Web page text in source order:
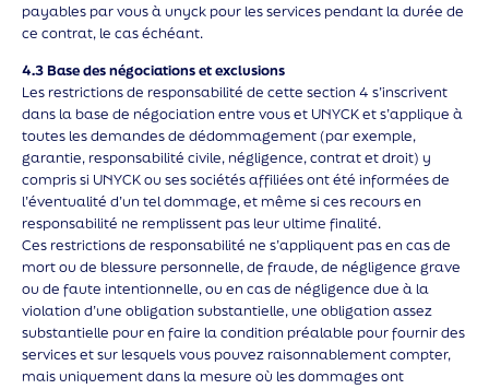
payables par vous à unyck pour les services pendant la durée de
ce contrat, le cas échéant.
4.3 Base des négociations et exclusions
Les restrictions de responsabilité de cette section 4 s’inscrivent
dans la base de négociation entre vous et UNYCK et s’applique à
toutes les demandes de dédommagement (par exemple,
garantie, responsabilité civile, négligence, contrat et droit) y
compris si UNYCK ou ses sociétés affiliées ont été informées de
l’éventualité d’un tel dommage, et même si ces recours en
responsabilité ne remplissent pas leur ultime finalité.
Ces restrictions de responsabilité ne s’appliquent pas en cas de
mort ou de blessure personnelle, de fraude, de négligence grave
ou de faute intentionnelle, ou en cas de négligence due à la
violation d’une obligation substantielle, une obligation assez
substantielle pour en faire la condition préalable pour fournir des
services et sur lesquels vous pouvez raisonnablement compter,
mais uniquement dans la mesure où les dommages ont